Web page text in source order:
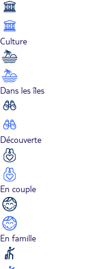
Culture
Dans les îles
Découverte
En couple
En famille